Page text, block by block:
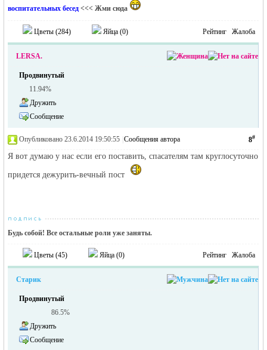
воспитательных бесед <<< Жми сюда
Цветы (284) Яйца (0) Рейтинг Жалоба
LERSA.
Продвинутый
11.94%
Дружить
Сообщение
8#
Опубликовано 23.6.2014 19:50:55 Сообщения автора
Я вот думаю у нас если его поставить, спасателям там круглосуточно
придется дежурить-вечный пост
Будь собой! Все остальные роли уже заняты.
Цветы (45) Яйца (0) Рейтинг Жалоба
Старик
Продвинутый
86.5%
Дружить
Сообщение